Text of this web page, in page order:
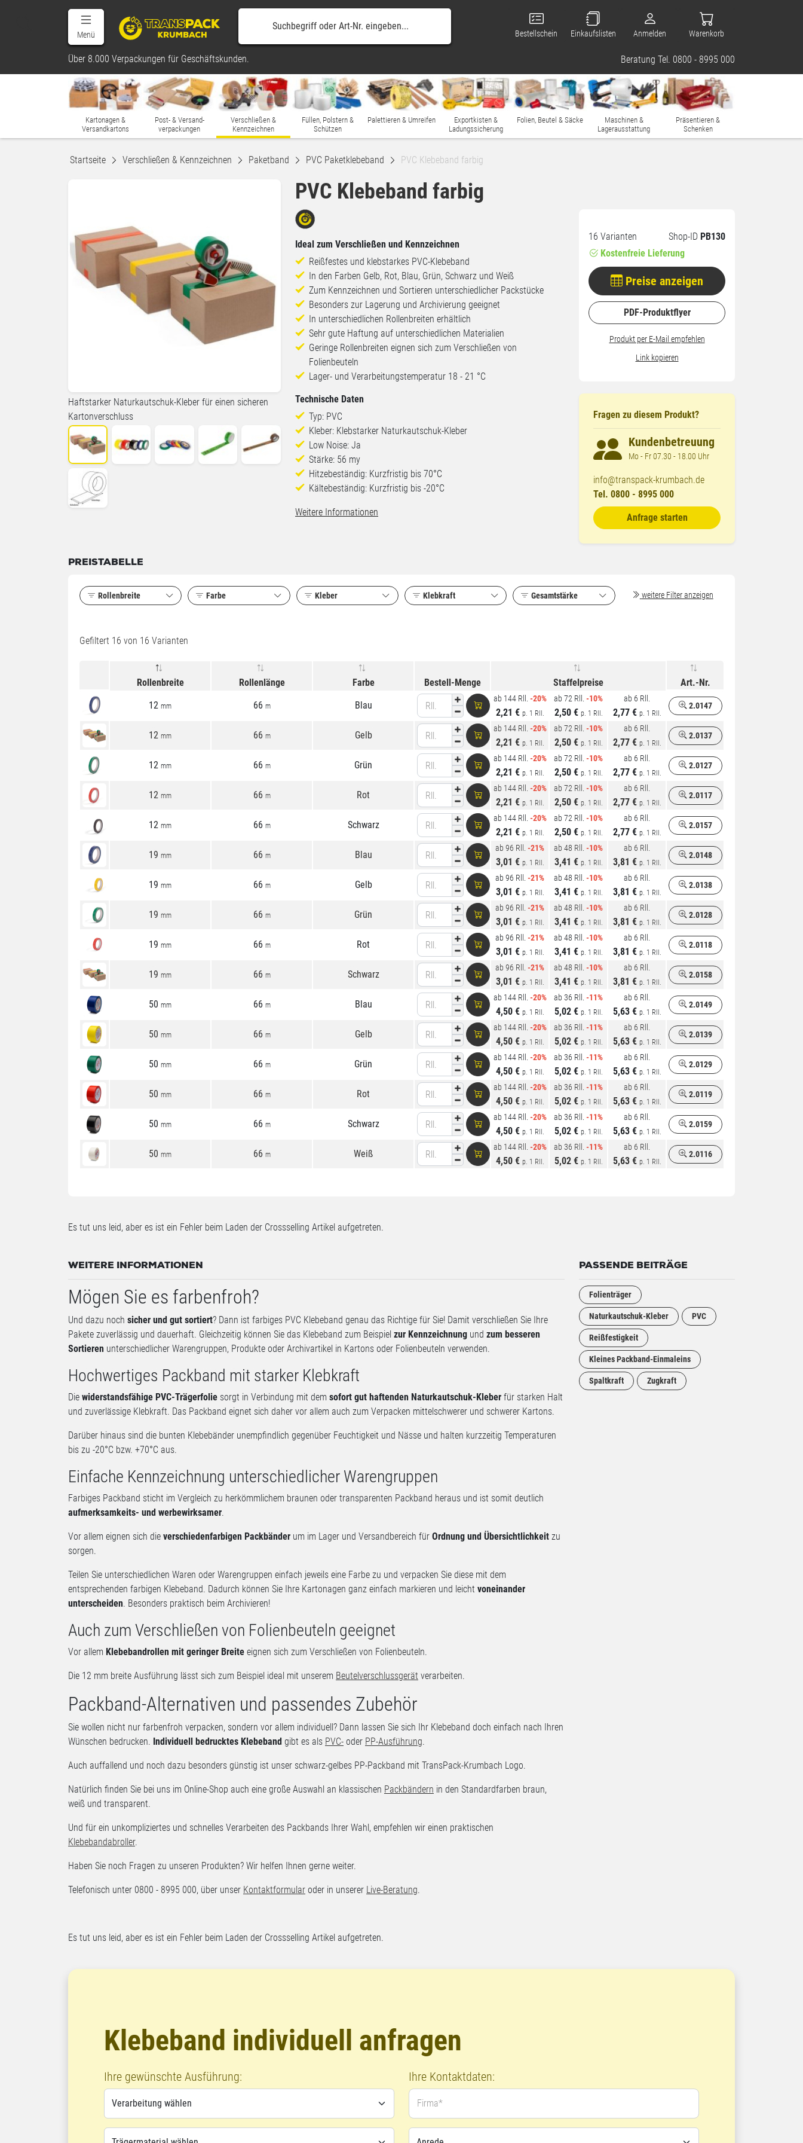
Menü Bestellschein Einkaufslisten Anmelden Warenkorb
Über 8.000 Verpackungen für Geschäftskunden. Beratung Tel. 0800 - 8995 000
Kartonagen &
Versandkartons
Post- & Versand-
verpackungen
Verschließen &
Kennzeichnen
Füllen, Polstern &
Schützen
Palettieren & Umreifen
Exportkisten &
Ladungssicherung
Folien, Beutel & Säcke
Maschinen &
Lagerausstattung
Präsentieren &
Schenken
Startseite Verschließen & Kennzeichnen Paketband PVC Paketklebeband PVC Klebeband farbig
PVC Klebeband farbig
Haftstarker Naturkautschuk-Kleber für einen sicheren
Kartonverschluss
16 Varianten Shop-ID PB130
Kostenfreie Lieferung
Preise anzeigen
PDF-Produktflyer
Produkt per E-Mail empfehlen
Link kopieren
Fragen zu diesem Produkt?
Kundenbetreuung
Mo - Fr 07.30 - 18.00 Uhr
info@transpack-krumbach.de
Tel. 0800 - 8995 000
Anfrage starten
Ideal zum Verschließen und Kennzeichnen
Reißfestes und klebstarkes PVC-Klebeband
In den Farben Gelb, Rot, Blau, Grün, Schwarz und Weiß
Zum Kennzeichnen und Sortieren unterschiedlicher Packstücke
Besonders zur Lagerung und Archivierung geeignet
In unterschiedlichen Rollenbreiten erhältlich
Sehr gute Haftung auf unterschiedlichen Materialien
Geringe Rollenbreiten eignen sich zum Verschließen von
Folienbeuteln
Lager- und Verarbeitungstemperatur 18 - 21 °C
Technische Daten
Typ: PVC
Kleber: Klebstarker Naturkautschuk-Kleber
Low Noise: Ja
Stärke: 56 my
Hitzebeständig: Kurzfristig bis 70°C
Kältebeständig: Kurzfristig bis -20°C
Weitere Informationen
PREISTABELLE
Rollenbreite Farbe Kleber Klebkraft Gesamtstärke weitere Filter anzeigen
Gefiltert 16 von 16 Varianten
Rollenbreite Rollenlänge Farbe Bestell-Menge Staffelpreise
Art.-Nr.
12 mm 66 m Blau Rll.
ab 144 Rll. -20%
2,21 € p. 1 Rll.
ab 72 Rll. -10%
2,50 € p. 1 Rll.
ab 6 Rll.
2,77 € p. 1 Rll.
2.0147
12 mm 66 m Gelb Rll.
ab 144 Rll. -20%
2,21 € p. 1 Rll.
ab 72 Rll. -10%
2,50 € p. 1 Rll.
ab 6 Rll.
2,77 € p. 1 Rll.
2.0137
12 mm 66 m Grün Rll.
ab 144 Rll. -20%
2,21 € p. 1 Rll.
ab 72 Rll. -10%
2,50 € p. 1 Rll.
ab 6 Rll.
2,77 € p. 1 Rll.
2.0127
12 mm 66 m Rot Rll.
ab 144 Rll. -20%
2,21 € p. 1 Rll.
ab 72 Rll. -10%
2,50 € p. 1 Rll.
ab 6 Rll.
2,77 € p. 1 Rll.
2.0117
12 mm 66 m Schwarz Rll.
ab 144 Rll. -20%
2,21 € p. 1 Rll.
ab 72 Rll. -10%
2,50 € p. 1 Rll.
ab 6 Rll.
2,77 € p. 1 Rll.
2.0157
19 mm 66 m Blau Rll.
ab 96 Rll. -21%
3,01 € p. 1 Rll.
ab 48 Rll. -10%
3,41 € p. 1 Rll.
ab 6 Rll.
3,81 € p. 1 Rll.
2.0148
19 mm 66 m Gelb Rll.
ab 96 Rll. -21%
3,01 € p. 1 Rll.
ab 48 Rll. -10%
3,41 € p. 1 Rll.
ab 6 Rll.
3,81 € p. 1 Rll.
2.0138
19 mm 66 m Grün Rll.
ab 96 Rll. -21%
3,01 € p. 1 Rll.
ab 48 Rll. -10%
3,41 € p. 1 Rll.
ab 6 Rll.
3,81 € p. 1 Rll.
2.0128
19 mm 66 m Rot Rll.
ab 96 Rll. -21%
3,01 € p. 1 Rll.
ab 48 Rll. -10%
3,41 € p. 1 Rll.
ab 6 Rll.
3,81 € p. 1 Rll.
2.0118
19 mm 66 m Schwarz Rll.
ab 96 Rll. -21%
3,01 € p. 1 Rll.
ab 48 Rll. -10%
3,41 € p. 1 Rll.
ab 6 Rll.
3,81 € p. 1 Rll.
2.0158
50 mm 66 m Blau Rll.
ab 144 Rll. -20%
4,50 € p. 1 Rll.
ab 36 Rll. -11%
5,02 € p. 1 Rll.
ab 6 Rll.
5,63 € p. 1 Rll.
2.0149
50 mm 66 m Gelb Rll.
ab 144 Rll. -20%
4,50 € p. 1 Rll.
ab 36 Rll. -11%
5,02 € p. 1 Rll.
ab 6 Rll.
5,63 € p. 1 Rll.
2.0139
50 mm 66 m Grün Rll.
ab 144 Rll. -20%
4,50 € p. 1 Rll.
ab 36 Rll. -11%
5,02 € p. 1 Rll.
ab 6 Rll.
5,63 € p. 1 Rll.
2.0129
50 mm 66 m Rot Rll.
ab 144 Rll. -20%
4,50 € p. 1 Rll.
ab 36 Rll. -11%
5,02 € p. 1 Rll.
ab 6 Rll.
5,63 € p. 1 Rll.
2.0119
50 mm 66 m Schwarz Rll.
ab 144 Rll. -20%
4,50 € p. 1 Rll.
ab 36 Rll. -11%
5,02 € p. 1 Rll.
ab 6 Rll.
5,63 € p. 1 Rll.
2.0159
50 mm 66 m Weiß Rll.
ab 144 Rll. -20%
4,50 € p. 1 Rll.
ab 36 Rll. -11%
5,02 € p. 1 Rll.
ab 6 Rll.
5,63 € p. 1 Rll.
2.0116
Es tut uns leid, aber es ist ein Fehler beim Laden der Crossselling Artikel aufgetreten.
WEITERE INFORMATIONEN
Mögen Sie es farbenfroh?
Und dazu noch sicher und gut sortiert? Dann ist farbiges PVC Klebeband genau das Richtige für Sie! Damit verschließen Sie Ihre
Pakete zuverlässig und dauerhaft. Gleichzeitig können Sie das Klebeband zum Beispiel zur Kennzeichnung und zum besseren
Sortieren unterschiedlicher Warengruppen, Produkte oder Archivartikel in Kartons oder Folienbeuteln verwenden.
Hochwertiges Packband mit starker Klebkraft
Die widerstandsfähige PVC-Trägerfolie sorgt in Verbindung mit dem sofort gut haftenden Naturkautschuk-Kleber für starken Halt
und zuverlässige Klebkraft. Das Packband eignet sich daher vor allem auch zum Verpacken mittelschwerer und schwerer Kartons.
Darüber hinaus sind die bunten Klebebänder unempfindlich gegenüber Feuchtigkeit und Nässe und halten kurzzeitig Temperaturen
bis zu -20°C bzw. +70°C aus.
Einfache Kennzeichnung unterschiedlicher Warengruppen
Farbiges Packband sticht im Vergleich zu herkömmlichem braunen oder transparenten Packband heraus und ist somit deutlich
aufmerksamkeits- und werbewirksamer.
Vor allem eignen sich die verschiedenfarbigen Packbänder um im Lager und Versandbereich für Ordnung und Übersichtlichkeit zu
sorgen.
Teilen Sie unterschiedlichen Waren oder Warengruppen einfach jeweils eine Farbe zu und verpacken Sie diese mit dem
entsprechenden farbigen Klebeband. Dadurch können Sie Ihre Kartonagen ganz einfach markieren und leicht voneinander
unterscheiden. Besonders praktisch beim Archivieren!
Auch zum Verschließen von Folienbeuteln geeignet
Vor allem Klebebandrollen mit geringer Breite eignen sich zum Verschließen von Folienbeuteln.
Die 12 mm breite Ausführung lässt sich zum Beispiel ideal mit unserem Beutelverschlussgerät verarbeiten.
Packband-Alternativen und passendes Zubehör
Sie wollen nicht nur farbenfroh verpacken, sondern vor allem individuell? Dann lassen Sie sich Ihr Klebeband doch einfach nach Ihren
Wünschen bedrucken. Individuell bedrucktes Klebeband gibt es als PVC- oder PP-Ausführung.
Auch auffallend und noch dazu besonders günstig ist unser schwarz-gelbes PP-Packband mit TransPack-Krumbach Logo.
Natürlich finden Sie bei uns im Online-Shop auch eine große Auswahl an klassischen Packbändern in den Standardfarben braun,
weiß und transparent.
Und für ein unkompliziertes und schnelles Verarbeiten des Packbands Ihrer Wahl, empfehlen wir einen praktischen
Klebebandabroller.
Haben Sie noch Fragen zu unseren Produkten? Wir helfen Ihnen gerne weiter.
Telefonisch unter 0800 - 8995 000, über unser Kontaktformular oder in unserer Live-Beratung.
PASSENDE BEITRÄGE
Folienträger
Naturkautschuk-Kleber PVC
Reißfestigkeit
Kleines Packband-Einmaleins
Spaltkraft Zugkraft
Es tut uns leid, aber es ist ein Fehler beim Laden der Crossselling Artikel aufgetreten.
Klebeband individuell anfragen
Ihre gewünschte Ausführung: Ihre Kontaktdaten:
Firma*